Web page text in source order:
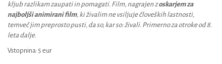
kljub razlikam zaupati in pomagati. Film, nagrajen zoskarjem za
najboljši animirani film, ki živalim ne vsiljuje človeških lastnosti,
temveč jim preprosto pusti, da so, kar so: živali. Primerno za otroke od 8.
leta dalje.
Vstopnina: 5 eur